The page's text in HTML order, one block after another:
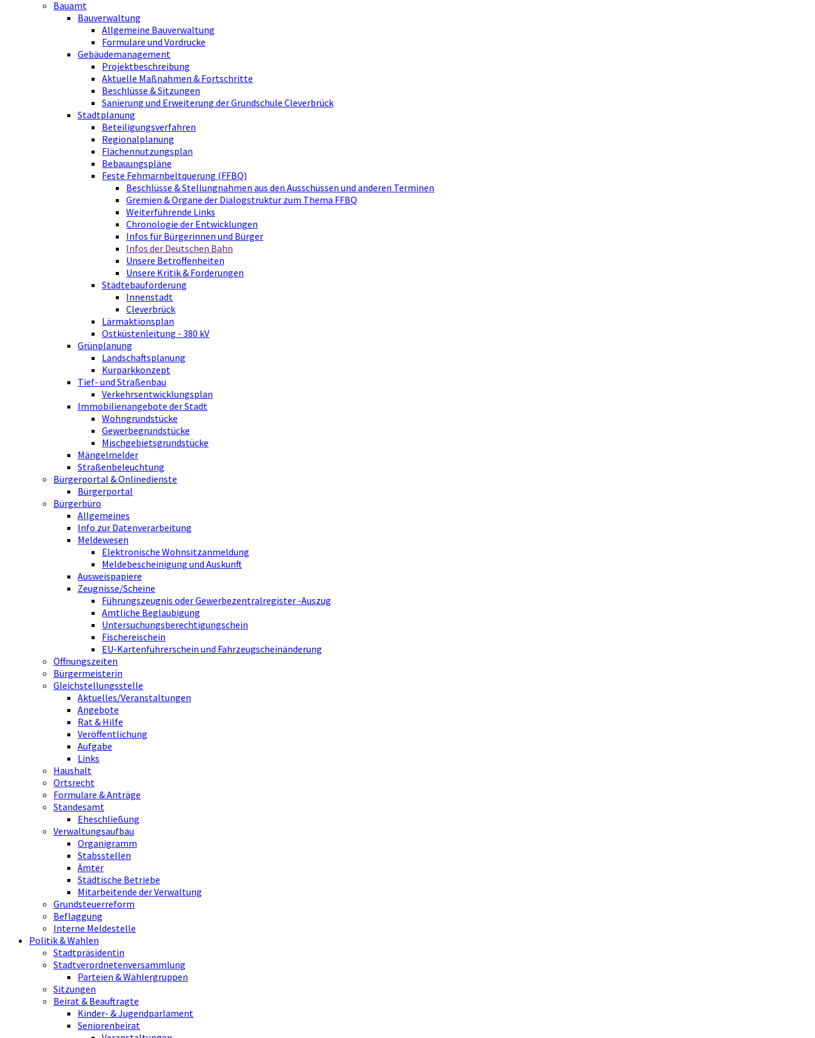
Bauamt
Bauverwaltung
Allgemeine Bauverwaltung
Formulare und Vordrucke
Gebäudemanagement
Projektbeschreibung
Aktuelle Maßnahmen & Fortschritte
Beschlüsse & Sitzungen
Sanierung und Erweiterung der Grundschule Cleverbrück
Stadtplanung
Beteiligungsverfahren
Regionalplanung
Flächennutzungsplan
Bebauungspläne
Feste Fehmarnbeltquerung (FFBQ)
Beschlüsse & Stellungnahmen aus den Ausschüssen und anderen Terminen
Gremien & Organe der Dialogstruktur zum Thema FFBQ
Weiterführende Links
Chronologie der Entwicklungen
Infos für Bürgerinnen und Bürger
Infos der Deutschen Bahn
Unsere Betroffenheiten
Unsere Kritik & Forderungen
Städtebauförderung
Innenstadt
Cleverbrück
Lärmaktionsplan
Ostküstenleitung - 380 kV
Grünplanung
Landschaftsplanung
Kurparkkonzept
Tief- und Straßenbau
Verkehrsentwicklungsplan
Immobilienangebote der Stadt
Wohngrundstücke
Gewerbegrundstücke
Mischgebietsgrundstücke
Mängelmelder
Straßenbeleuchtung
Bürgerportal & Onlinedienste
Bürgerportal
Bürgerbüro
Allgemeines
Info zur Datenverarbeitung
Meldewesen
Elektronische Wohnsitzanmeldung
Meldebescheinigung und Auskunft
Ausweispapiere
Zeugnisse/Scheine
Führungszeugnis oder Gewerbezentralregister -Auszug
Amtliche Beglaubigung
Untersuchungsberechtigungschein
Fischereischein
EU-Kartenführerschein und Fahrzeugscheinänderung
Öffnungszeiten
Bürgermeisterin
Gleichstellungsstelle
Aktuelles/Veranstaltungen
Angebote
Rat & Hilfe
Veröffentlichung
Aufgabe
Links
Haushalt
Ortsrecht
Formulare & Anträge
Standesamt
Eheschließung
Verwaltungsaufbau
Organigramm
Stabsstellen
Ämter
Städtische Betriebe
Mitarbeitende der Verwaltung
Grundsteuerreform
Beflaggung
Interne Meldestelle
Politik & Wahlen
Stadtpräsidentin
Stadtverordnetenversammlung
Parteien & Wählergruppen
Sitzungen
Beirat & Beauftragte
Kinder- & Jugendparlament
Seniorenbeirat